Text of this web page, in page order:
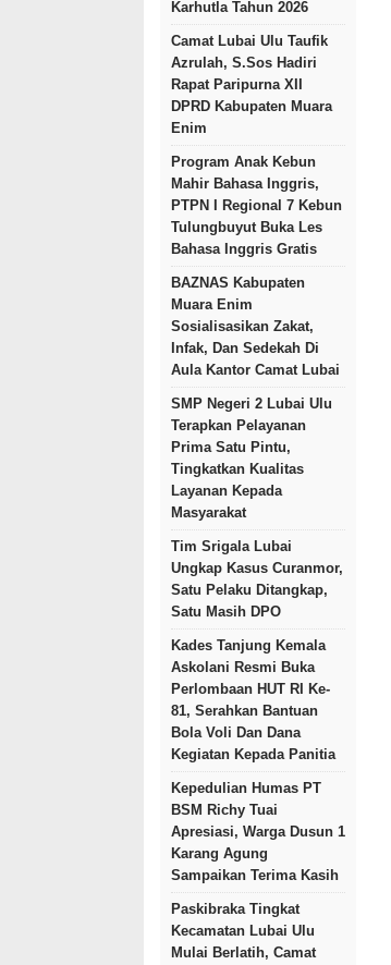
Karhutla Tahun 2026
Camat Lubai Ulu Taufik
Azrulah, S.Sos Hadiri
Rapat Paripurna XII
DPRD Kabupaten Muara
Enim
Program Anak Kebun
Mahir Bahasa Inggris,
PTPN I Regional 7 Kebun
Tulungbuyut Buka Les
Bahasa Inggris Gratis
BAZNAS Kabupaten
Muara Enim
Sosialisasikan Zakat,
Infak, Dan Sedekah Di
Aula Kantor Camat Lubai
SMP Negeri 2 Lubai Ulu
Terapkan Pelayanan
Prima Satu Pintu,
Tingkatkan Kualitas
Layanan Kepada
Masyarakat
Tim Srigala Lubai
Ungkap Kasus Curanmor,
Satu Pelaku Ditangkap,
Satu Masih DPO
Kades Tanjung Kemala
Askolani Resmi Buka
Perlombaan HUT RI Ke-
81, Serahkan Bantuan
Bola Voli Dan Dana
Kegiatan Kepada Panitia
Kepedulian Humas PT
BSM Richy Tuai
Apresiasi, Warga Dusun 1
Karang Agung
Sampaikan Terima Kasih
Paskibraka Tingkat
Kecamatan Lubai Ulu
Mulai Berlatih, Camat